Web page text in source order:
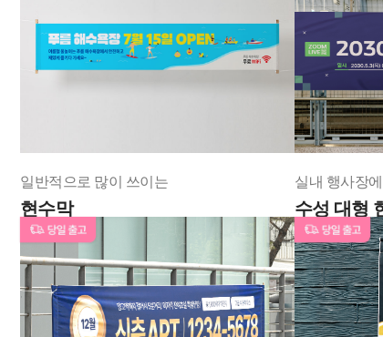
일반적으로 많이 쓰이는
현수막
실내 행사장
수성 대형